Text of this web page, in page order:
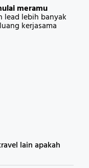
meramu
lead lebih banyak
kerjasama
lain apakah